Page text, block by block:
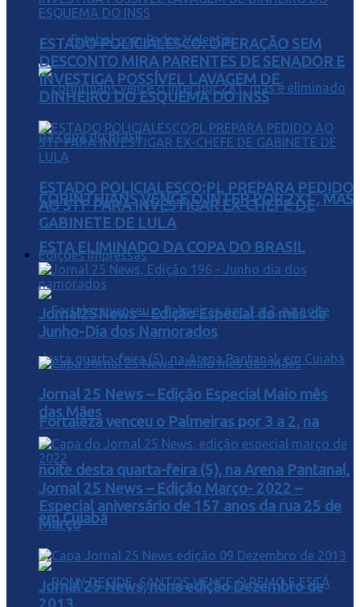
Futebol com Pedro Valentini
CORINTHIANS VENCE O INTER POR 2X1 , MAS
ESTA ELIMINADO DA COPA DO BRASIL
Fortaleza venceu o Palmeiras por 3 a 2, na
noite desta quarta-feira (5), na Arena Pantanal,
em Cuiabá
ESTADO POLICIALESCO: OPERAÇÃO SEM
DESCONTO MIRA PARENTES DE SENADOR E
INVESTIGA POSSÍVEL LAVAGEM DE
DINHEIRO DO ESQUEMA DO INSS
ESTADO POLICIALESCO:PL PREPARA PEDIDO
AO STF PARA INVESTIGAR EX-CHEFE DE
GABINETE DE LULA
Edições Impressas
Jornal25News – Edição Especial do mês de
Junho-Dia dos Namorados
Jornal 25 News – Edição Especial Maio mês
das Mães
Jornal 25 News – Edição Março- 2022 –
Especial aniversário de 157 anos da rua 25 de
Março
Jornal 25 News, nona edição Dezembro de